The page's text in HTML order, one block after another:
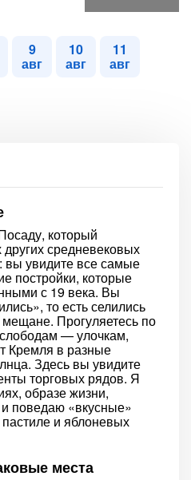
9
авг
10
авг
11
авг
который
средневековых
вы увидите все самые
постройки, которые
с 19 века. Вы
то есть селились
Прогуляетесь по
— улочкам,
Кремля в разные
Здесь вы увидите
торговых рядов. Я
образе жизни,
поведаю «вкусные»
и яблоневых
места